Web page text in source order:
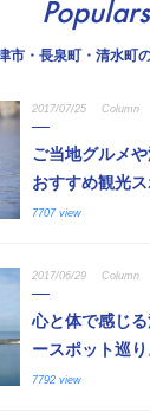
Populars
市・長泉町・清水町
2017/07/25 Column
ご当地グルメ
おすすめ観光
7707 view
2017/06/29 Column
心と体で感じ
ースポット巡り
7792 view